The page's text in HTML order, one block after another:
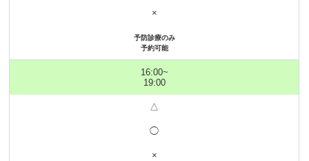
×
予防診療のみ
予約可能
16:00~
19:00
△
◯
×